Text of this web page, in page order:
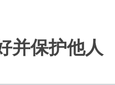
并保护他人